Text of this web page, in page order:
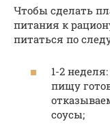
Чтобы сделать
питания к
питаться по
1-2
пищу
соусы;